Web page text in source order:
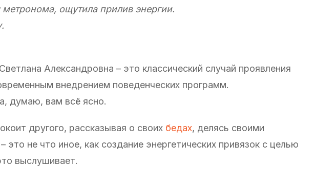
ощутила прилив энергии.
Александровна – это классический случай проявления
внедрением поведенческих программ.
думаю, вам всё ясно.
другого, рассказывая о своих бедах, делясь своими
не что иное, как создание энергетических привязок с целью
выслушивает.